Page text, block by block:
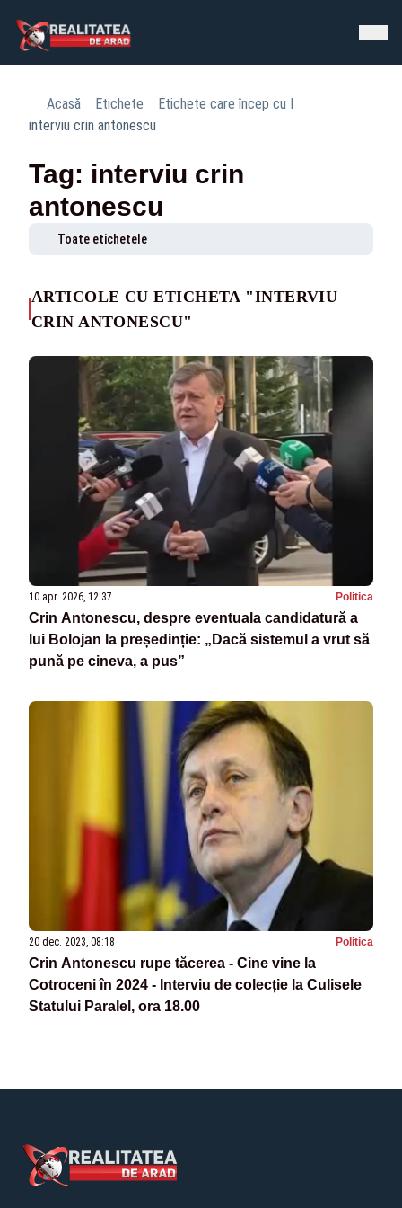
Acasă Etichete
Etichete care încep cu I
interviu crin antonescu
Tag: interviu crin
antonescu
Toate etichetele
ARTICOLE CU ETICHETA "INTERVIU
CRIN ANTONESCU"
10 apr. 2026, 12:37 Politica
Crin Antonescu, despre eventuala candidatură a
lui Bolojan la președinție: „Dacă sistemul a vrut să
pună pe cineva, a pus”
20 dec. 2023, 08:18 Politica
Crin Antonescu rupe tăcerea - Cine vine la
Cotroceni în 2024 - Interviu de colecție la Culisele
Statului Paralel, ora 18.00